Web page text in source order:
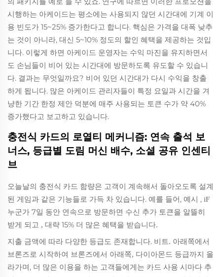
시행하는 아케이드는 평소에는 사용되지 않던 시간대에 기계 이
용 빈도가 15~25% 증가한다고 합니다. 핵심은 가격을 대폭 낮추
는 것이 아니라, 대신 5~10% 정도의 할인 혜택을 제공하는 것입
니다. 이렇게 하면 아케이드 운영자는 수익 마진을 유지하면서
도 손님들이 비어 있는 시간대에 방문하도록 유도할 수 있습니
다. 결과는 무엇일까요? 비어 있던 시간대가 다시 수익을 창출
하게 됩니다. 많은 아케이드 관리자들이 특정 요일과 시간을 겨
냥한 기간 한정 제안 덕분에 매주 사용되는 토큰 수가 약 40%
증가했다고 보고하고 있습니다.
충전식 카드의 로열티 메커니즘: 연속 출석 보
너스, 등급별 도림 머신 배수, 소셜 공유 인센티
브
오늘날의 충전식 카드 함량은 고객이 계속해서 돌아오도록 설계
된 게임과 같은 기능들로 가득 차 있습니다. 예를 들어, 예시 , iF
누군가 7일 동안 연속으로 방문하면 수신 추가 토큰을 알뜰히
받게 되고 , 대략 15% 더 많은 혜택을 받습니다.
지출 금액에 따라 다양한 등급도 존재합니다. 비트. 아래쪽에서
브론즈로 시작하여 브론즈에서 아래쪽, 다이아몬드 등급까지 올
라가며, 더 많은 이용을 하는 고객들에게는 카드 사용 시마다 추